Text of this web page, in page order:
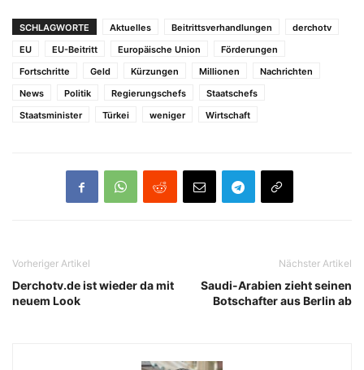
SCHLAGWORTE Aktuelles Beitrittsverhandlungen
derchotv
EU
EU-Beitritt Europäische Union
Förderungen
Fortschritte
Geld Kürzungen Millionen
Nachrichten
News
Politik Regierungschefs
Staatschefs
Staatsminister
Türkei weniger Wirtschaft
Vorheriger Artikel
Derchotv.de ist wieder da mit
neuem Look
Nächster Artikel
Saudi-Arabien zieht seinen
Botschafter aus Berlin ab